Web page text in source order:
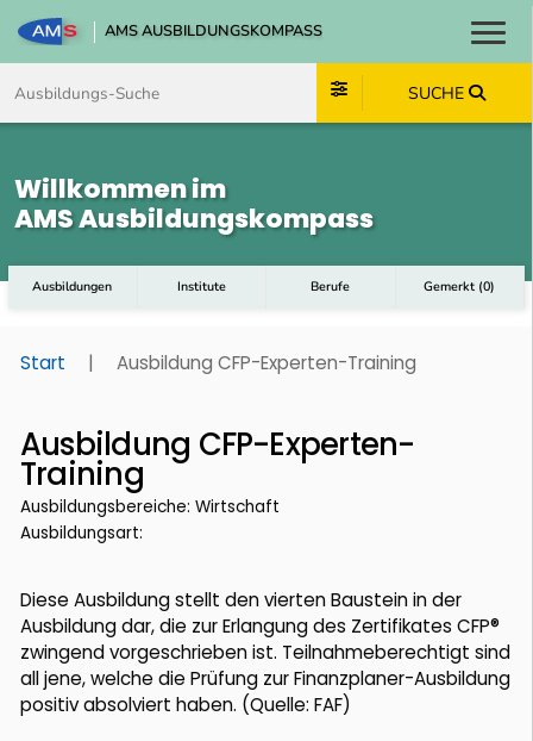
AMS AUSBILDUNGSKOMPASS
SUCHE
Willkommen im
AMS Ausbildungskompass
Ausbildungen Institute Berufe Gemerkt (0)
Start | Ausbildung CFP-Experten-Training
Ausbildung CFP-Experten-
Training
Ausbildungsbereiche: Wirtschaft
Ausbildungsart:
Diese Ausbildung stellt den vierten Baustein in der
Ausbildung dar, die zur Erlangung des Zertifikates CFP®
zwingend vorgeschrieben ist. Teilnahmeberechtigt sind
all jene, welche die Prüfung zur Finanzplaner-Ausbildung
positiv absolviert haben. (Quelle: FAF)